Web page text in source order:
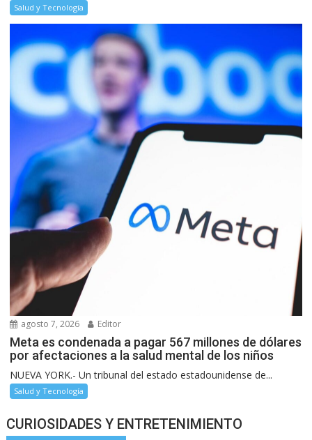
Salud y Tecnología
agosto 7, 2026 Editor
Meta es condenada a pagar 567 millones de dólares
por afectaciones a la salud mental de los niños
NUEVA YORK.- Un tribunal del estado estadounidense de...
Salud y Tecnología
CURIOSIDADES Y ENTRETENIMIENTO